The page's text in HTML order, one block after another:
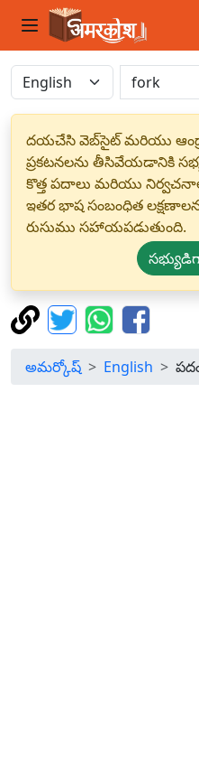
దయచేసి వెబ్‌సైట్ మరియు
ప్రకటనలను తీసివేయడానికి
కొత్త పదాలు మరియు
ఇతర భాష సంబంధిత
రుసుము సహాయపడుతుంది.
అమర్కోష్ English